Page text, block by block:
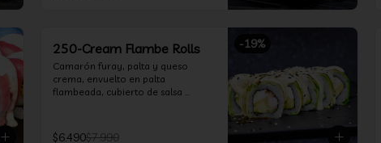
-19%
250-Cream Flambe Rolls
Camarón furay, palta y queso
crema, envuelto en palta
flambeada, cubierto de salsa
$6.490$7.990